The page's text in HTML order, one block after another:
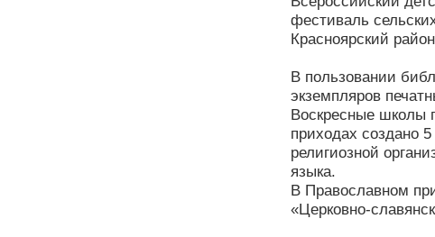
фестиваль
Красноярский
В пользовании
экземпляров
Воскресные школы
приходах создано
религиозной
языка.
В Православном
«Церковно-